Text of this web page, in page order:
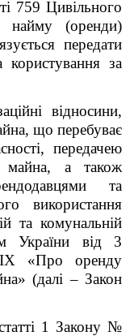
759 Цивільного
найму (оренди)
передати
за
відносини,
що перебуває
передачею
майна, а також
та
використання
та комунальній
України від 3
«Про оренду
(далі – Закон
1 Закону №